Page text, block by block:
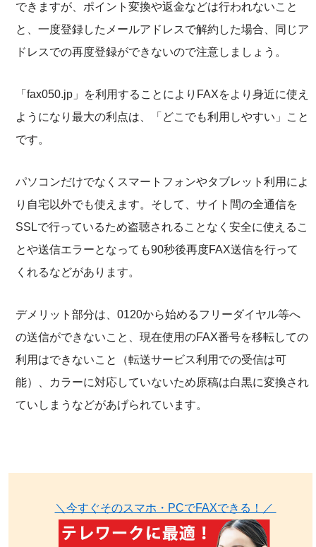
できますが、ポイント変換や返金などは行われないこと
と、一度登録したメールアドレスで解約した場合、同じア
ドレスでの再度登録ができないので注意しましょう。
「fax050.jp」を利用することによりFAXをより身近に使え
ようになり最大の利点は、「どこでも利用しやすい」こと
です。
パソコンだけでなくスマートフォンやタブレット利用によ
り自宅以外でも使えます。そして、サイト間の全通信を
SSLで行っているため盗聴されることなく安全に使えるこ
とや送信エラーとなっても90秒後再度FAX送信を行って
くれるなどがあります。
デメリット部分は、0120から始めるフリーダイヤル等へ
の送信ができないこと、現在使用のFAX番号を移転しての
利用はできないこと（転送サービス利用での受信は可
能）、カラーに対応していないため原稿は白黒に変換され
ていしまうなどがあげられています。
＼今すぐそのスマホ・PCでFAXできる！／